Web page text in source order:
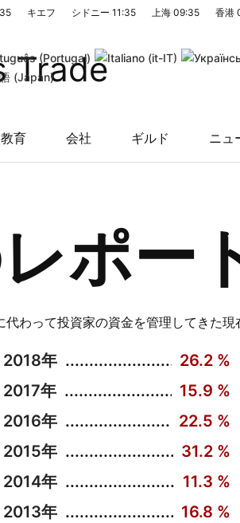
キエフ シドニー 11:35 上海 09:35 香港
教育 会社 ギルド ニュ
ポー
わって投資家の資金を管理してきた現
2018年
26.2 %
2017年
15.9 %
2016年
22.5 %
2015年
31.2 %
2014年
11.3 %
2013年
16.8 %